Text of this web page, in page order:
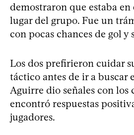
demostraron que estaba
lugar del grupo. Fue un
con pocas chances de gol y
Los dos prefirieron cuidar
táctico antes de ir a buscar
Aguirre dio señales con los
encontró respuestas
jugadores.